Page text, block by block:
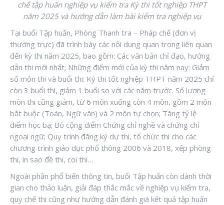
chế tập huấn nghiệp vụ kiểm tra Kỳ thi tốt nghiệp THPT
năm 2025 và hướng dẫn làm bài kiểm tra nghiệp vụ
Tại buổi Tập huấn, Phòng Thanh tra – Pháp chế (đơn vị
thường trực) đã trình bày các nội dung quan trọng liên quan
đến kỳ thi năm 2025, bao gồm: Các văn bản chỉ đạo, hướng
dẫn thi mới nhất; Những điểm mới của kỳ thi năm nay: Giảm
số môn thi và buổi thi: Kỳ thi tốt nghiệp THPT năm 2025 chỉ
còn 3 buổi thi, giảm 1 buổi so với các năm trước. Số lượng
môn thi cũng giảm, từ 6 môn xuống còn 4 môn, gồm 2 môn
bắt buộc (Toán, Ngữ văn) và 2 môn tự chọn; Tăng tỷ lệ
điểm học bạ; Bỏ cộng điểm Chứng chỉ nghề và chứng chỉ
ngoại ngữ; Quy trình đăng ký dự thi, tổ chức thi cho các
chương trình giáo dục phổ thông 2006 và 2018, xếp phòng
thi, in sao đề thi, coi thi…
Ngoài phần phổ biến thông tin, buổi Tập huấn còn dành thời
gian cho thảo luận, giải đáp thắc mắc về nghiệp vụ kiểm tra,
quy chế thi cũng như hướng dẫn đánh giá kết quả tập huấn